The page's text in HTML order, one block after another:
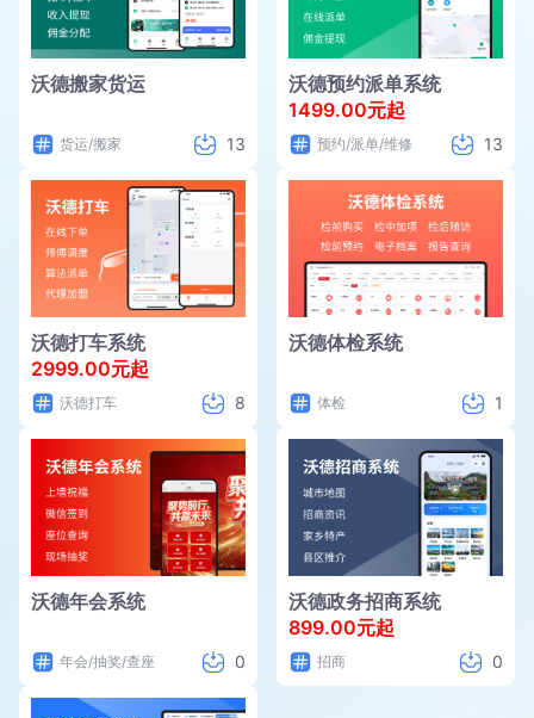
沃德搬家货运
货运/搬家 13
沃德预约派单系统
1499.00元起
预约/派单/维修 13
沃德打车系统
2999.00元起
沃德打车 8
沃德体检系统
体检 1
沃德年会系统
年会/抽奖/查座 0
沃德政务招商系统
899.00元起
招商 0